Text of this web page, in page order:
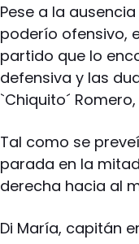
Pese a la
poderío ofensivo,
partido que lo
defensiva y las
`Chiquito´
Tal como se
parada en la
derecha hacia al
Di María, capitán